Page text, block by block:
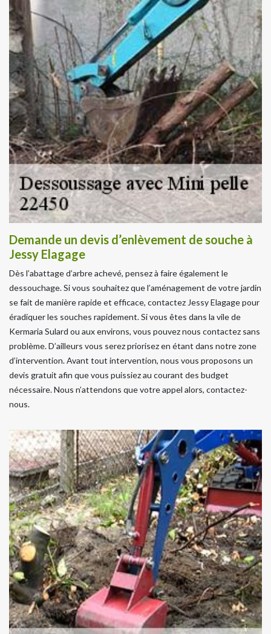
Demande un devis d’enlèvement de souche à
Jessy Elagage
Dès l’abattage d’arbre achevé, pensez à faire également le
dessouchage. Si vous souhaitez que l’aménagement de votre jardin
se fait de manière rapide et efficace, contactez Jessy Elagage pour
éradiquer les souches rapidement. Si vous êtes dans la vile de
Kermaria Sulard ou aux environs, vous pouvez nous contactez sans
problème. D’ailleurs vous serez priorisez en étant dans notre zone
d’intervention. Avant tout intervention, nous vous proposons un
devis gratuit afin que vous puissiez au courant des budget
nécessaire. Nous n’attendons que votre appel alors, contactez-
nous.